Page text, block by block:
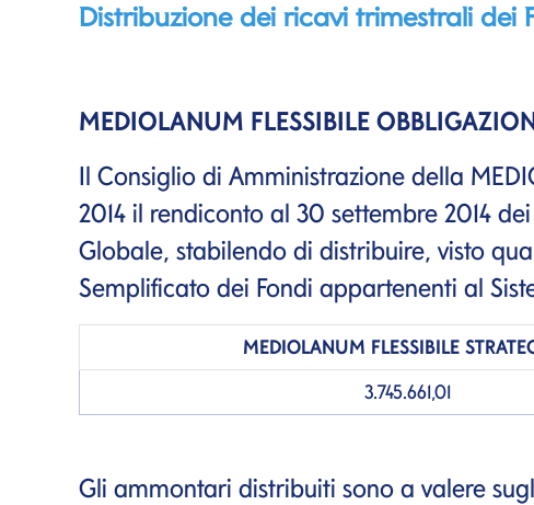
Distribuzione dei ricavi trimestrali dei
MEDIOLANUM FLESSIBILE
Il Consiglio di Amministrazione della
2014 il rendiconto al 30 settembre 2014
Globale, stabilendo di distribuire, visto
Semplificato dei Fondi appartenenti al
MEDIOLANUM FLESSIBILE
3.745.661,01
Gli ammontari distribuiti sono a valere